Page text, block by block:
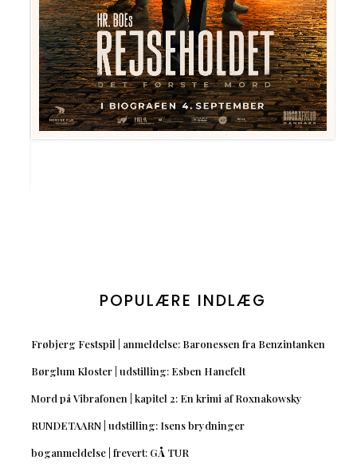
POPULÆRE INDLÆG
Frøbjerg Festspil | anmeldelse: Baronessen fra Benzintanken
Børglum Kloster | udstilling: Esben Hanefelt
Mord på Vibrafonen | kapitel 2: En krimi af Roxnakowsky
RUNDETAARN | udstilling: Isens brydninger
boganmeldelse | frevert: GÅ TUR